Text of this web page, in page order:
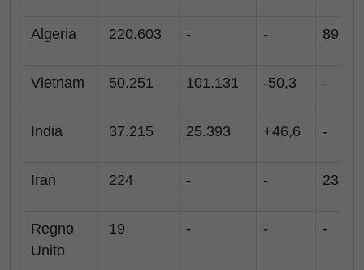
Algeria 220.603 - -
Vietnam 50.251 101.131 -50,3 -
India 37.215 25.393 +46,6 -
Iran 224 - - 23
Regno
Unito
19 - - -